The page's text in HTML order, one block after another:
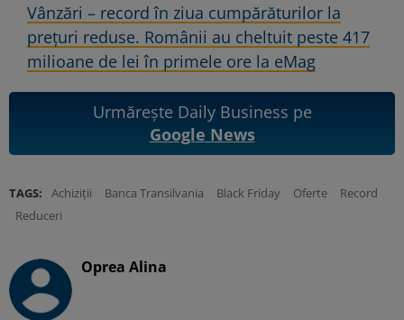
Vânzări – record în ziua cumpărăturilor la
prețuri reduse. Românii au cheltuit peste 417
milioane de lei în primele ore la eMag
Urmărește Daily Business pe
Google News
TAGS: Achiziții Banca Transilvania Black Friday Oferte
Record
Reduceri
Oprea Alina